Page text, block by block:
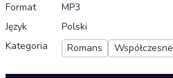
Format
MP3
Język
Polski
Kategoria
Romans Współczesne